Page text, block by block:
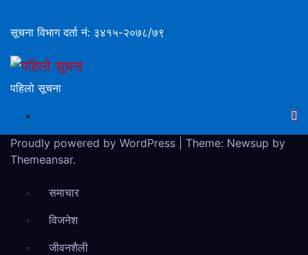
सूचना विभाग दर्ता नं: ३४१५-२०७८/७९
पहिलो सूचना
Proudly powered by WordPress
Theme: Newsup by
Themeansar.
समाचार
विजनेश
जीवनशैली